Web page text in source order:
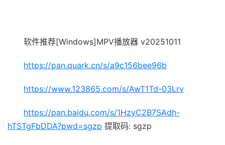
软件推荐[Windows]MPV播放器 v20251011
https://pan.quark.cn/s/a9c156bee96b
https://www.123865.com/s/AwT1Td-03Lrv
https://pan.baidu.com/s/1HzyC2B7SAdh-
hTSTgFbDDA?pwd=sgzp 提取码: sgzp